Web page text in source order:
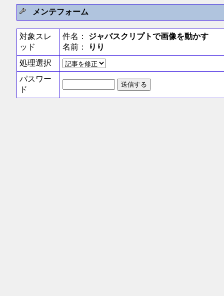
メンテフォーム
対象スレ
ッド
件名： ジャバスクリプトで画像を動かす
名前：
りり
処理選択
パスワー
ド